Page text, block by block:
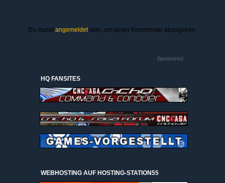
Du musst angemeldetsein, um einen Kommentar abzugeben.
Sponsored
HQ FANSITES
WEBHOSTING AUF HOSTING-STATION55